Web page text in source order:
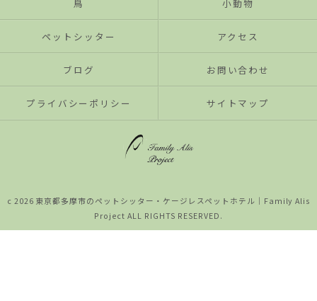
鳥 小動物
ペットシッター アクセス
ブログ お問い合わせ
プライバシーポリシー サイトマップ
c 2026 東京都多摩市のペットシッター・ケージレスペットホテル│Family Alis
Project ALL RIGHTS RESERVED.